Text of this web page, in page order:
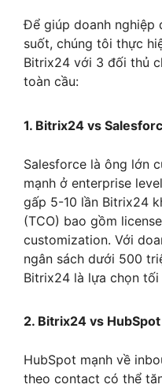
Để giúp doanh nghiệp
suốt, chúng tôi thực
Bitrix24 với 3 đối thủ
toàn cầu:
1. Bitrix24 vs
Salesforce là ông lớn
mạnh ở enterprise
gấp 5-10 lần Bitrix24
(TCO) bao gồm
customization. Với
ngân sách dưới 500
Bitrix24 là lựa chọn tối
2. Bitrix24 vs HubSpot
HubSpot mạnh về
theo contact có thể